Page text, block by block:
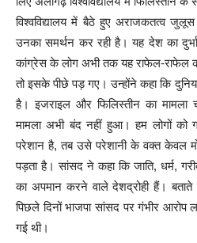
विश्वविद्यालय में बैठे हुए अराजकतत्व
उनका समर्थन कर रही है। यह देश का
कांग्रेस के लोग अभी तक यह राफेल-राफेल
तो इसके पीछे पड़ गए। उन्होंने कहा कि
है। इजराइल और फिलिस्तीन का
मामला अभी बंद नहीं हुआ। हम लोगों को
परेशान है, तब उसे परेशानी के वक्त केवल
पड़ता है। सांसद ने कहा कि जाति, धर्म,
का अपमान करने वाले देशद्रोही हैं। बताते
पिछले दिनों भाजपा सांसद पर गंभीर आरोप
गई थी।